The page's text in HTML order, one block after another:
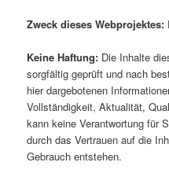
Zweck dieses Webprojektes:
Keine Haftung: Die Inhalte
sorgfältig geprüft und nach
hier dargebotenen
Vollständigkeit, Aktualität,
kann keine Verantwortung für
durch das Vertrauen auf die
Gebrauch entstehen.